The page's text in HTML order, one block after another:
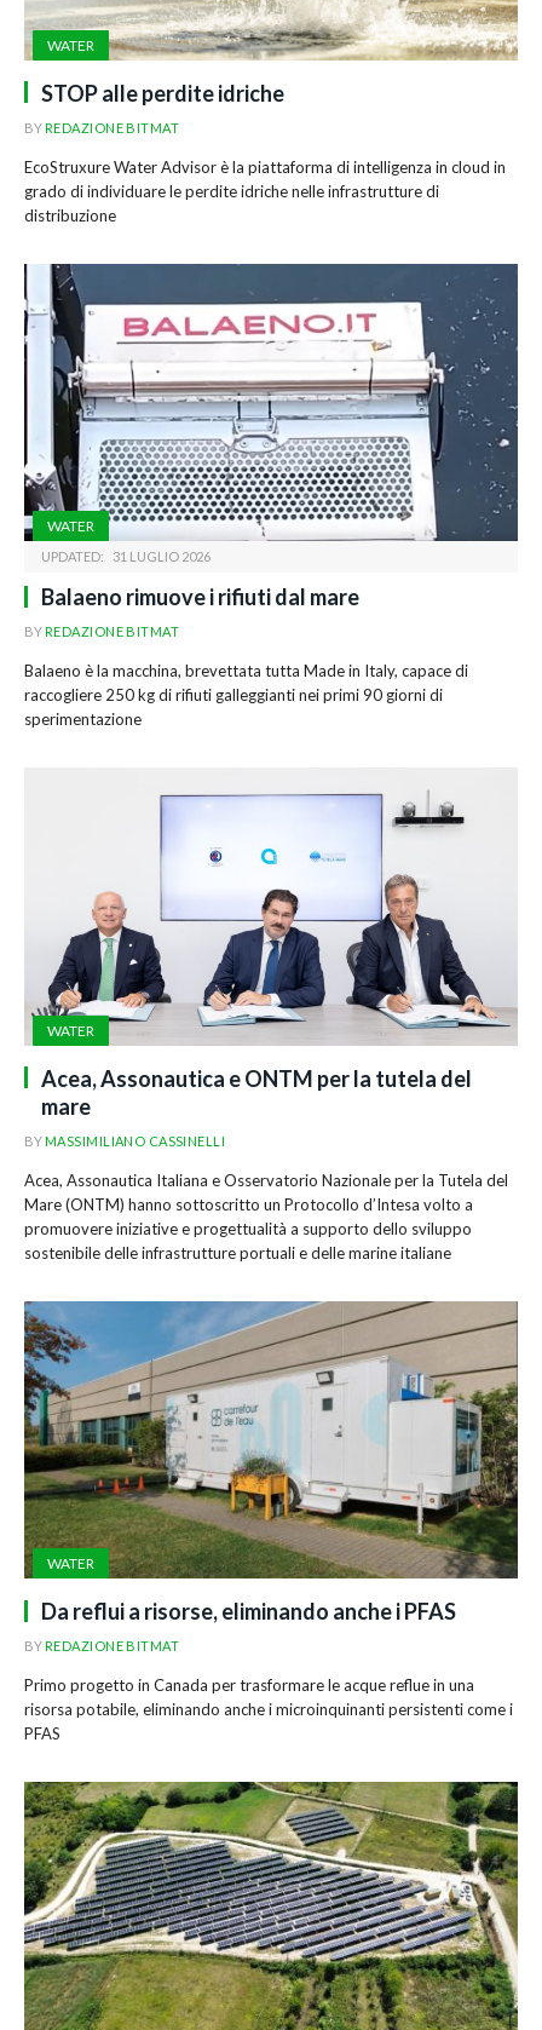
WATER
STOP alle perdite idriche
BYREDAZIONE BITMAT
EcoStruxure Water Advisor è la piattaforma di intelligenza in cloud in
grado di individuare le perdite idriche nelle infrastrutture di
distribuzione
WATER
UPDATED: 31 LUGLIO 2026
Balaeno rimuove i rifiuti dal mare
BYREDAZIONE BITMAT
Balaeno è la macchina, brevettata tutta Made in Italy, capace di
raccogliere 250 kg di rifiuti galleggianti nei primi 90 giorni di
sperimentazione
WATER
Acea, Assonautica e ONTM per la tutela del
mare
BYMASSIMILIANO CASSINELLI
Acea, Assonautica Italiana e Osservatorio Nazionale per la Tutela del
Mare (ONTM) hanno sottoscritto un Protocollo d’Intesa volto a
promuovere iniziative e progettualità a supporto dello sviluppo
sostenibile delle infrastrutture portuali e delle marine italiane
WATER
Da reflui a risorse, eliminando anche i PFAS
BYREDAZIONE BITMAT
Primo progetto in Canada per trasformare le acque reflue in una
risorsa potabile, eliminando anche i microinquinanti persistenti come i
PFAS